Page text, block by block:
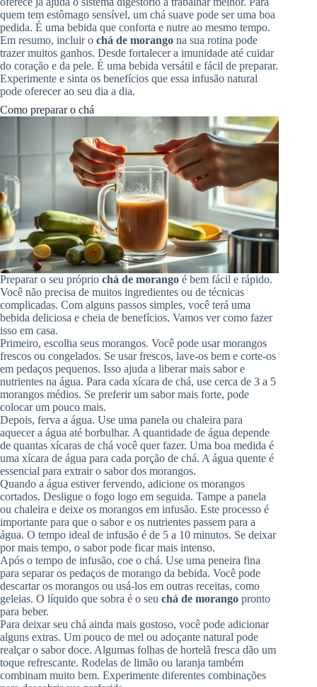
quem tem estômago sensível, um chá suave pode ser uma boa
pedida. É uma bebida que conforta e nutre ao mesmo tempo.
Em resumo, incluir o chá de morango na sua rotina pode
trazer muitos ganhos. Desde fortalecer a imunidade até cuidar
do coração e da pele. É uma bebida versátil e fácil de preparar.
Experimente e sinta os benefícios que essa infusão natural
pode oferecer ao seu dia a dia.
Como preparar o chá
Preparar o seu próprio chá de morango é bem fácil e rápido.
Você não precisa de muitos ingredientes ou de técnicas
complicadas. Com alguns passos simples, você terá uma
bebida deliciosa e cheia de benefícios. Vamos ver como fazer
isso em casa.
Primeiro, escolha seus morangos. Você pode usar morangos
frescos ou congelados. Se usar frescos, lave-os bem e corte-os
em pedaços pequenos. Isso ajuda a liberar mais sabor e
nutrientes na água. Para cada xícara de chá, use cerca de 3 a 5
morangos médios. Se preferir um sabor mais forte, pode
colocar um pouco mais.
Depois, ferva a água. Use uma panela ou chaleira para
aquecer a água até borbulhar. A quantidade de água depende
de quantas xícaras de chá você quer fazer. Uma boa medida é
uma xícara de água para cada porção de chá. A água quente é
essencial para extrair o sabor dos morangos.
Quando a água estiver fervendo, adicione os morangos
cortados. Desligue o fogo logo em seguida. Tampe a panela
ou chaleira e deixe os morangos em infusão. Este processo é
importante para que o sabor e os nutrientes passem para a
água. O tempo ideal de infusão é de 5 a 10 minutos. Se deixar
por mais tempo, o sabor pode ficar mais intenso.
Após o tempo de infusão, coe o chá. Use uma peneira fina
para separar os pedaços de morango da bebida. Você pode
descartar os morangos ou usá-los em outras receitas, como
geleias. O líquido que sobra é o seu chá de morango pronto
para beber.
Para deixar seu chá ainda mais gostoso, você pode adicionar
alguns extras. Um pouco de mel ou adoçante natural pode
realçar o sabor doce. Algumas folhas de hortelã fresca dão um
toque refrescante. Rodelas de limão ou laranja também
combinam muito bem. Experimente diferentes combinações